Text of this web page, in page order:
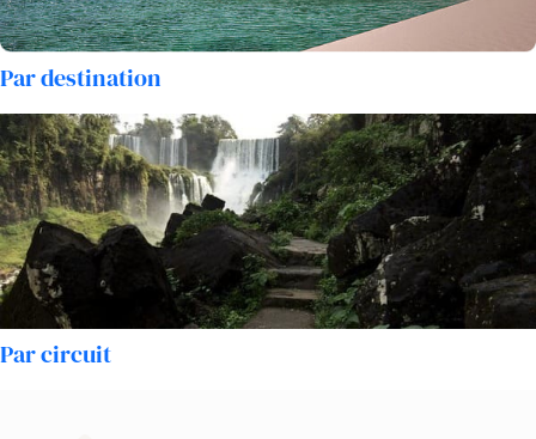
Par destination
Par circuit